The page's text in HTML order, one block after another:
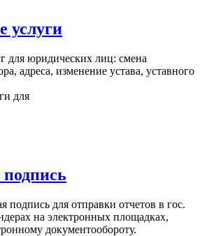
услуги
для юридических лиц: смена
адреса, изменение устава, уставного
для
подпись для отправки отчетов в гос.
на электронных площадках,
документообороту.